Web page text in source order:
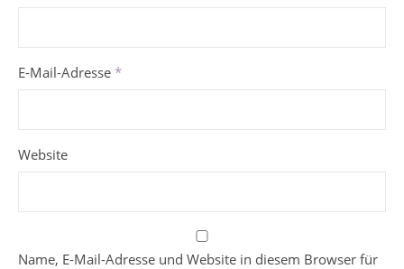
E-Mail-Adresse *
Website
Name, E-Mail-Adresse und Website in diesem Browser für